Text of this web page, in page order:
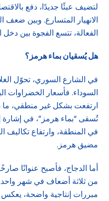
لتضيف عبئًا جديدًا، دفع
الانهيار المتسارع. وبين ضعف
الفعالة، تتسع الفجوة بين
هل يُسقيان بماء هرمز؟
في الشارع السوري، تحوّل
السوداء. فأسعار الخضراوات
ارتفعت بشكل غير منطقي، ما
تُسقى “بماء هرمز”، في إشارة
في المنطقة، وارتفاع تكاليف
مضيق هرمز.
أما الدجاج، فأصبح عنوانًا
من ثلاثة أضعاف في شهر واحد.
مبررات إنتاجية واضحة،